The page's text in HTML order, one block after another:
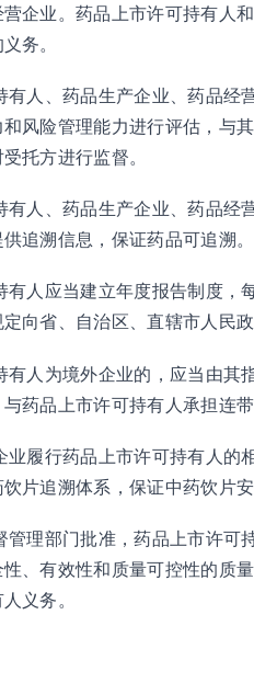
企业。药品上市许可持有人
务。
有人、药品生产企业、药品经
风险管理能力进行评估，与
托方进行监督。
有人、药品生产企业、药品经
追溯信息，保证药品可追溯。
有人应当建立年度报告制度，
向省、自治区、直辖市人民
有人为境外企业的，应当由其
药品上市许可持有人承担连
业履行药品上市许可持有人的
片追溯体系，保证中药饮片
管理部门批准，药品上市许可
、有效性和质量可控性的质
义务。